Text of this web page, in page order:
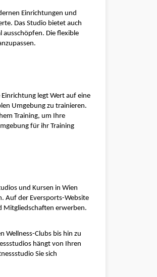
Einrichtungen und
Das Studio bietet auch
ausschöpfen. Die flexible
legt Wert auf eine
Umgebung zu trainieren.
Training, um Ihre
für ihr Training
und Kursen in Wien
Auf der Eversports-Website
Mitgliedschaften erwerben.
Wellness-Clubs bis hin zu
hängt von Ihren
Sie sich